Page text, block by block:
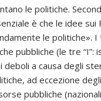
le politiche.
è che le idee sui
le politiche».
pubbliche (le tre “I”:
deboli a causa degli
ad eccezione
pubbliche